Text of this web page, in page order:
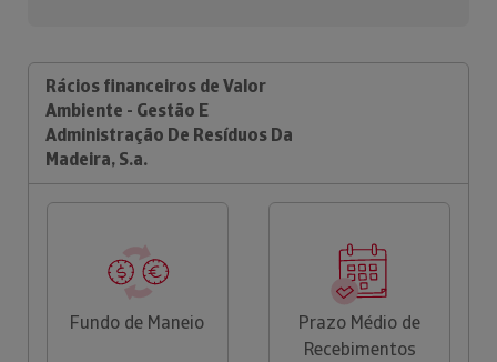
Rácios financeiros de Valor
Ambiente - Gestão E
Administração De Resíduos Da
Madeira, S.a.
Fundo de Maneio
Prazo Médio de
Recebimentos